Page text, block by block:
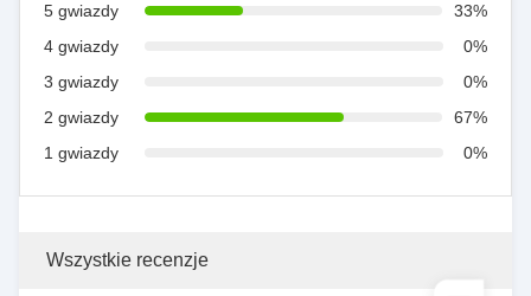
5 gwiazdy
33%
4 gwiazdy
0%
3 gwiazdy
0%
2 gwiazdy
67%
1 gwiazdy
0%
Wszystkie recenzje